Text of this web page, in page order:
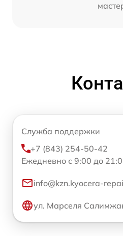
Служба поддержки
+7 (843) 254-50-42
Ежедневно с 9:00 до
info@kzn.kyocera-
ул. Марселя